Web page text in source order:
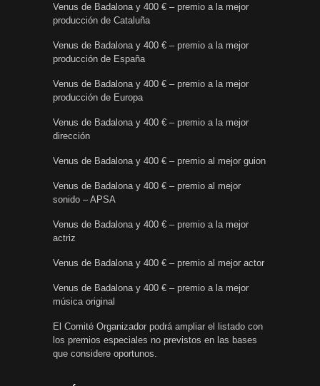
Venus de Badalona y 400 € – premio a la mejor
producción de Cataluña
Venus de Badalona y 400 € – premio a la mejor
producción de España
Venus de Badalona y 400 € – premio a la mejor
producción de Europa
Venus de Badalona y 400 € – premio a la mejor
dirección
Venus de Badalona y 400 € – premio al mejor guion
Venus de Badalona y 400 € – premio al mejor
sonido – APSA
Venus de Badalona y 400 € – premio a la mejor
actriz
Venus de Badalona y 400 € – premio al mejor actor
Venus de Badalona y 400 € – premio a la mejor
música original
El Comité Organizador podrá ampliar el listado con
los premios especiales no previstos en las bases
que considere oportunos.